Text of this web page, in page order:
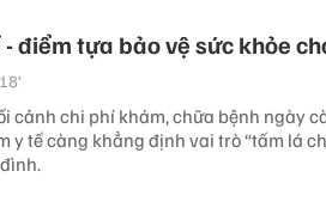
- điểm tựa bảo vệ sức khỏe
cảnh chi phí khám, chữa bệnh ngày
y tế càng khẳng định vai trò “tấm lá